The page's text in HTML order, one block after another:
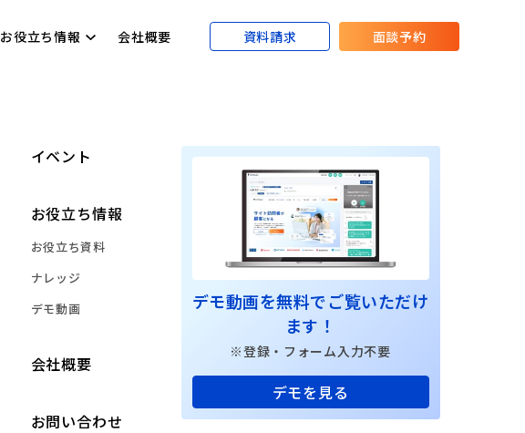
お役立ち情報 会社概要 資料請求 面談予約
イベント
お役立ち情報
お役立ち資料
ナレッジ
デモ動画
会社概要
お問い合わせ
デモ動画を無料でご覧いただけ
ます！
※登録・フォーム入力不要
デモを見る